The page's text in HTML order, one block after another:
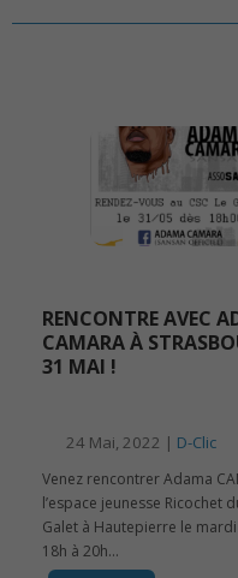
RENCONTRE AVEC
CAMARA À
31 MAI !
24 Mai, 2022 | D-Clic
Venez rencontrer Adama
l’espace jeunesse Ricochet
Galet à Hautepierre le
18h à 20h...